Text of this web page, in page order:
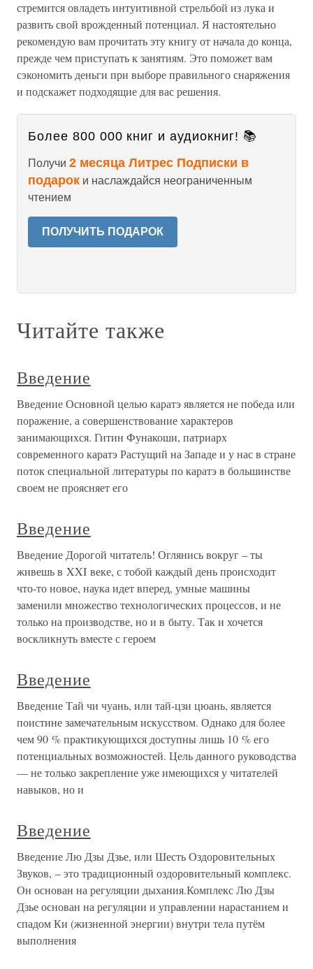
стремится овладеть интуитивной стрельбой из лука и
развить свой врожденный потенциал. Я настоятельно
рекомендую вам прочитать эту книгу от начала до конца,
прежде чем приступать к занятиям. Это поможет вам
сэкономить деньги при выборе правильного снаряжения
и подскажет подходящие для вас решения.
Более 800 000 книг и аудиокниг! 📚
Получи 2 месяца Литрес Подписки в
подарок и наслаждайся неограниченным
чтением
ПОЛУЧИТЬ ПОДАРОК
Читайте также
Введение
Введение Основной целью каратэ является не победа или
поражение, а совершенствование характеров
занимающихся. Гитин Фунакоши, патриарх
современного каратэ Растущий на Западе и у нас в стране
поток специальной литературы по каратэ в большинстве
своем не проясняет его
Введение
Введение Дорогой читатель! Оглянись вокруг – ты
живешь в XXI веке, с тобой каждый день происходит
что-то новое, наука идет вперед, умные машины
заменили множество технологических процессов, и не
только на производстве, но и в быту. Так и хочется
воскликнуть вместе с героем
Введение
Введение Тай чи чуань, или тай-цзи цюань, является
поистине замечательным искусством. Однако для более
чем 90 % практикующихся доступны лишь 10 % его
потенциальных возможностей. Цель данного руководства
— не только закрепление уже имеющихся у читателей
навыков, но и
Введение
Введение Лю Дзы Дзье, или Шесть Оздоровительных
Звуков, – это традиционный оздоровительный комплекс.
Он основан на регуляции дыхания.Комплекс Лю Дзы
Дзье основан на регуляции и управлении нарастанием и
спадом Ки (жизненной энергии) внутри тела путём
выполнения